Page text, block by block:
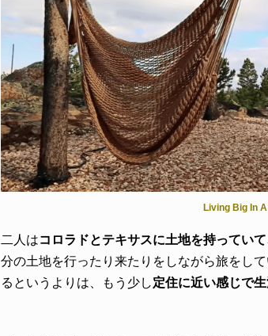
Living Big In
二人はコロラドとテキサスに土地を持ってい
分の土地を行ったり来たりをしながら旅をし
るというよりは、もう少し定住に近い感じで